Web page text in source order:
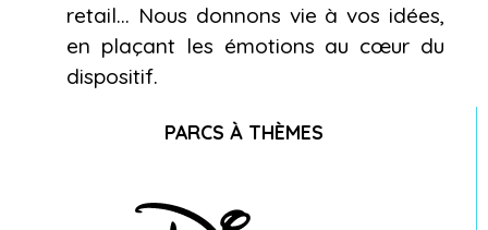
retail… Nous donnons vie à vos idées,
en plaçant les émotions au cœur du
dispositif.
PARCS À THÈMES